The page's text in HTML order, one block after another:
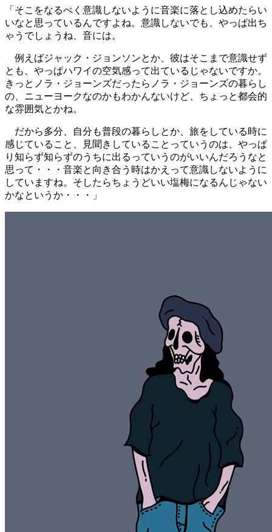
「そこをなるべく意識しないように音楽に落とし込めたらい
いなと思っているんですよね。意識しないでも、やっぱ出ち
ゃうでしょうね、音には。
例えばジャック・ジョンソンとか、彼はそこまで意識せず
とも、やっぱハワイの空気感って出ているじゃないですか。
きっとノラ・ジョーンズだったらノラ・ジョーンズの暮らし
の、ニューヨークなのかもわかんないけど、ちょっと都会的
な雰囲気とかね。
だから多分、自分も普段の暮らしとか、旅をしている時に
感じていること、見聞きしていることっていうのは、やっぱ
り知らず知らずのうちに出るっていうのがいいんだろうなと
思って・・・音楽と向き合う時はかえって意識しないように
していますね。そしたらちょうどいい塩梅になるんじゃない
かなというか・・・」